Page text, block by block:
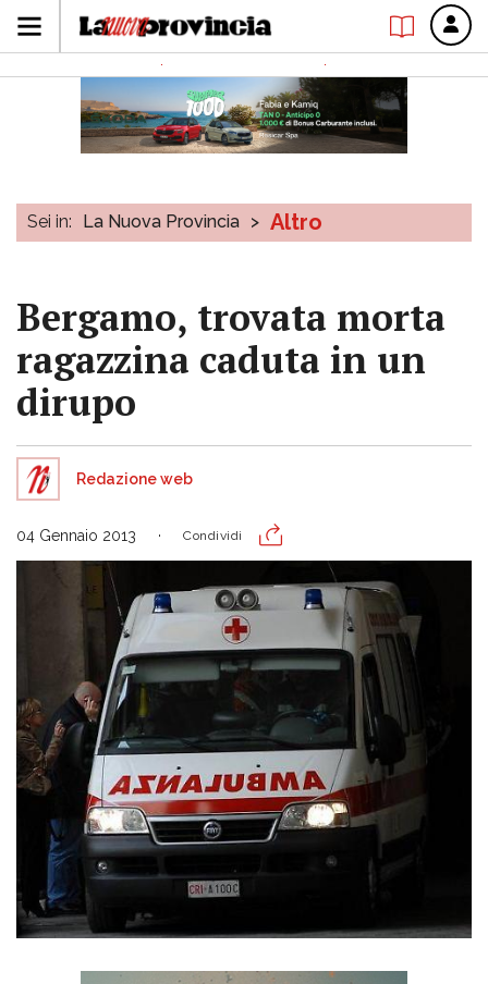
Sei in: La Nuova Provincia > Altro
Bergamo, trovata morta
ragazzina caduta in un
dirupo
Redazione web
04 Gennaio 2013 Condividi